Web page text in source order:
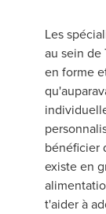
Les
au sein de
en forme
bénéficier
existe en
t'aider à